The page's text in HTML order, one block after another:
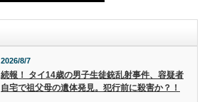
2026/8/7
続報！ タイ14歳の男子生徒銃乱射事件、容疑者
自宅で祖父母の遺体発見。犯行前に殺害か？！